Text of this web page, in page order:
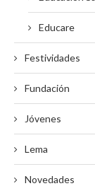
Educare
Festividades
Fundación
Jóvenes
Lema
Novedades